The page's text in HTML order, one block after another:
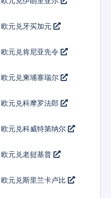
欧元兑牙买加元
欧元兑肯尼亚先令
欧元兑柬埔寨瑞尔
欧元兑科摩罗法郎
欧元兑科威特第纳尔
欧元兑老挝基普
欧元兑斯里兰卡卢比